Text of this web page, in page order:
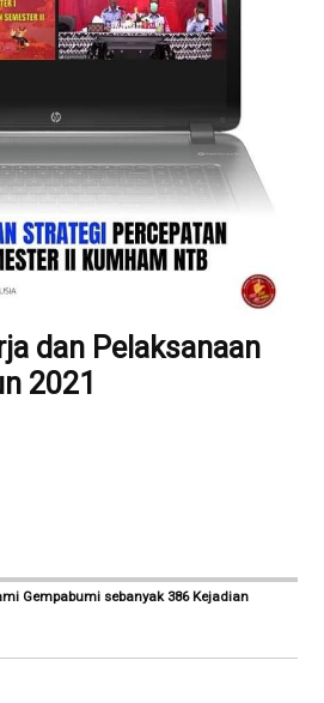
dan Pelaksanaan
2021
Gempabumi sebanyak 386 Kejadian